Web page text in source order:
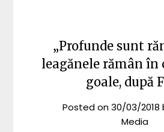
„Profunde sunt
leagănele rămân în
goale, după
Posted on30/03/2018
Media